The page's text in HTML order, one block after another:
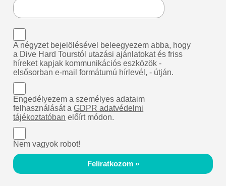
A négyzet bejelölésével beleegyezem abba, hogy
a Dive Hard Tourstól utazási ajánlatokat és friss
híreket kapjak kommunikációs eszközök -
elsősorban e-mail formátumú hírlevél, - útján.
Engedélyezem a személyes adataim
felhasználását aGDPR adatvédelmi
tájékoztatóban előírt módon.
Nem vagyok robot!
Feliratkozom »